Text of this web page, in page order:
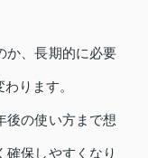
か、長期的に必要
ります。
後の使い方まで想
確保しやすくなり